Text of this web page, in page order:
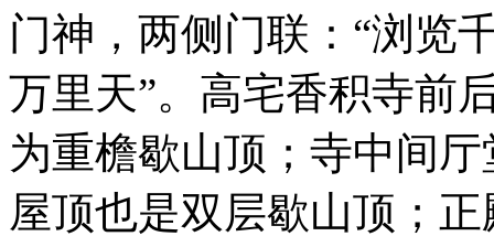
门神，两侧门联：“浏览
万里天”。高宅香积寺前
为重檐歇山顶；寺中间
屋顶也是双层歇山顶；